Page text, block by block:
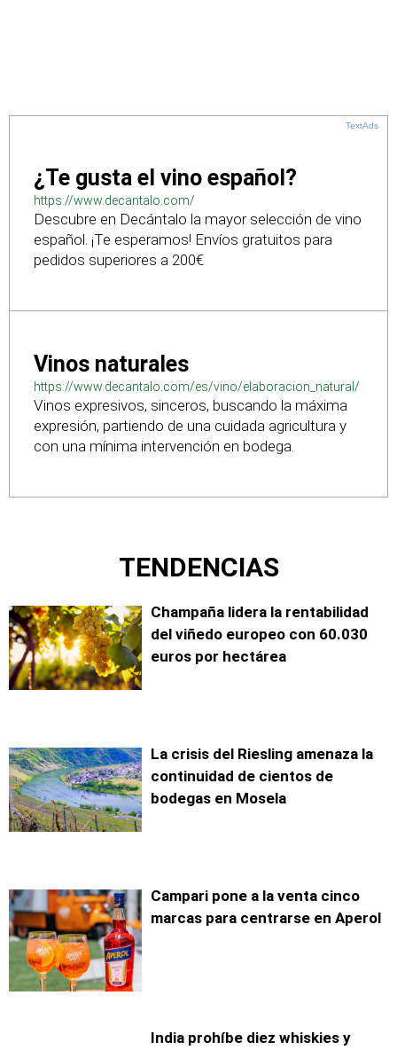
TextAds
¿Te gusta el vino español?
https://www.decantalo.com/
Descubre en Decántalo la mayor selección de vino
español. ¡Te esperamos! Envíos gratuitos para
pedidos superiores a 200€
Vinos naturales
https://www.decantalo.com/es/vino/elaboracion_natural/
Vinos expresivos, sinceros, buscando la máxima
expresión, partiendo de una cuidada agricultura y
con una mínima intervención en bodega.
TENDENCIAS
Champaña lidera la rentabilidad
del viñedo europeo con 60.030
euros por hectárea
La crisis del Riesling amenaza la
continuidad de cientos de
bodegas en Mosela
Campari pone a la venta cinco
marcas para centrarse en Aperol
India prohíbe diez whiskies y